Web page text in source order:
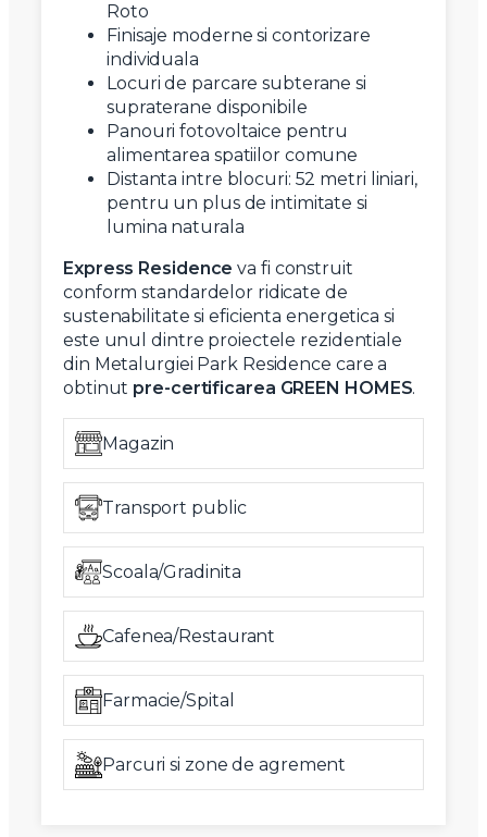
Roto
Finisaje moderne si contorizare
individuala
Locuri de parcare subterane si
supraterane disponibile
Panouri fotovoltaice pentru
alimentarea spatiilor comune
Distanta intre blocuri: 52 metri liniari,
pentru un plus de intimitate si
lumina naturala
Express Residence va fi construit
conform standardelor ridicate de
sustenabilitate si eficienta energetica si
este unul dintre proiectele rezidentiale
din Metalurgiei Park Residence care a
obtinut pre-certificarea GREEN HOMES.
Magazin
Transport public
Scoala/Gradinita
Cafenea/Restaurant
Farmacie/Spital
Parcuri si zone de agrement